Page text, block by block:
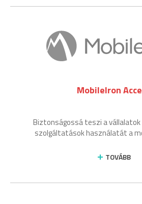
MobileIron
Biztonságossá teszi a
szolgáltatások használatát a
TOVÁBB